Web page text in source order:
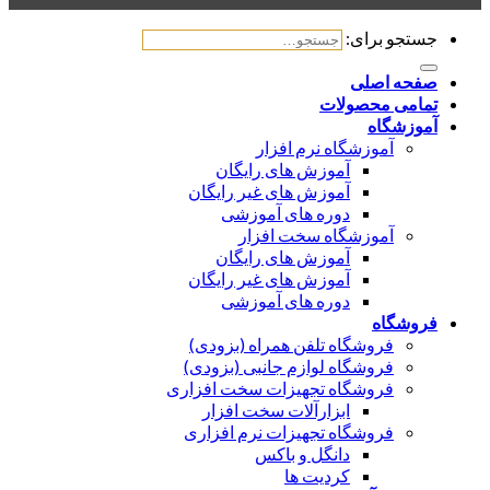
برای:
اصلی
محصولات
آموزشگاه نرم افزار
آموزش های رایگان
آموزش های غیر رایگان
دوره های آموزشی
آموزشگاه سخت افزار
آموزش های رایگان
آموزش های غیر رایگان
دوره های آموزشی
فروشگاه تلفن همراه (بزودی)
فروشگاه لوازم جانبی (بزودی)
فروشگاه تجهیزات سخت افزاری
ابزارآلات سخت افزار
فروشگاه تجهیزات نرم افزاری
دانگل و باکس
کردیت ها